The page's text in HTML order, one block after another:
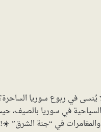
في ربوع سوريا الساحرة؟
في سوريا بالصيف،
في “جنة الشرق” ☀️!